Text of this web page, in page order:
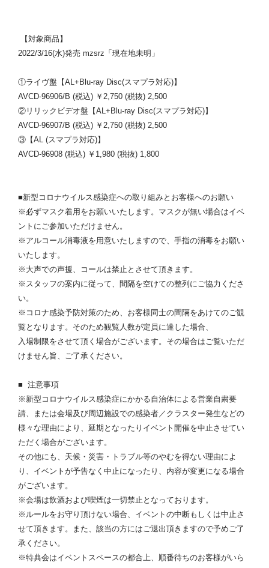
【対象商品】
2022/3/16(水)発売 mzsrz「現在地未明」
①ライヴ盤【AL+Blu-ray Disc(スマプラ対応)】
AVCD-96906/B (税込) ￥2,750 (税抜) 2,500
②リリックビデオ盤【AL+Blu-ray Disc(スマプラ対応)】
AVCD-96907/B (税込) ￥2,750 (税抜) 2,500
③【AL (スマプラ対応)】
AVCD-96908 (税込) ￥1,980 (税抜) 1,800
■新型コロナウイルス感染症への取り組みとお客様へのお願い
※必ずマスク着用をお願いいたします。マスクが無い場合はイベ
ントにご参加いただけません。
※アルコール消毒液を用意いたしますので、手指の消毒をお願い
いたします。
※大声での声援、コールは禁止とさせて頂きます。
※スタッフの案内に従って、間隔を空けての整列にご協力くださ
い。
※コロナ感染予防対策のため、お客様同士の間隔をあけてのご観
覧となります。そのため観覧人数が定員に達した場合、
入場制限をさせて頂く場合がございます。その場合はご覧いただ
けません旨、ご了承ください。
■ 注意事項
※新型コロナウイルス感染症にかかる自治体による営業自粛要
請、または会場及び周辺施設での感染者／クラスター発生などの
様々な理由により、延期となったりイベント開催を中止させてい
ただく場合がございます。
その他にも、天候・災害・トラブル等のやむを得ない理由によ
り、イベントが予告なく中止になったり、内容が変更になる場合
がございます。
※会場は飲酒および喫煙は一切禁止となっております。
※ルールをお守り頂けない場合、イベントの中断もしくは中止さ
せて頂きます。また、該当の方にはご退出頂きますので予めご了
承ください。
※特典会はイベントスペースの都合上、順番待ちのお客様がいら